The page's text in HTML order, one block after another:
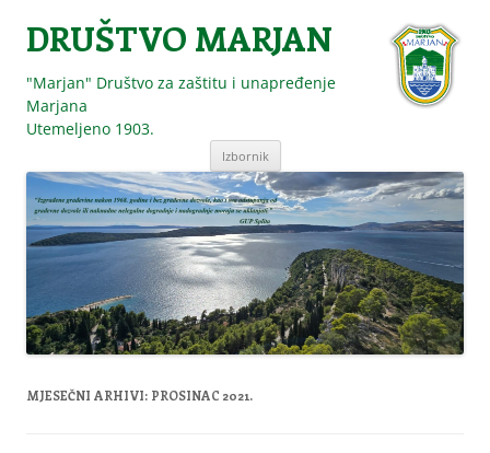
DRUŠTVO MARJAN
"Marjan" Društvo za zaštitu i unapređenje
Marjana
Utemeljeno 1903.
Izbornik Skoči
sadržaja
MJESEČNI ARHIVI: PROSINAC 2021.